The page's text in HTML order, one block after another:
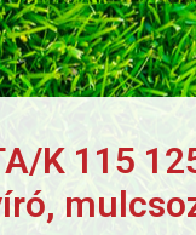
K 115